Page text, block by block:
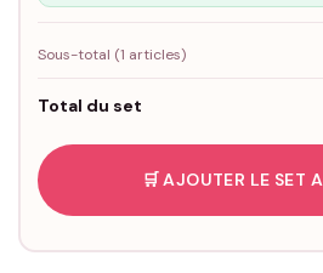
Sous-total (1 articles)
Total du set
🛒 AJOUTER LE SET